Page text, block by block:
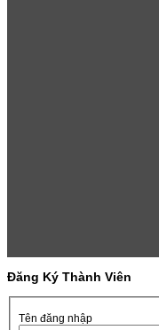
Đăng Ký Thành Viên
Tên đăng nhập